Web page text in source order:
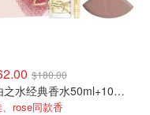
$180.00
自由之水经典香水50ml+10ml+镜子
rose同款香